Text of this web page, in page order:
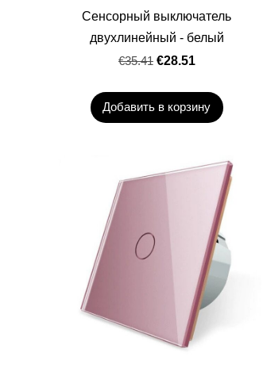
Сенсорный выключатель
двухлинейный - белый
€35.41 €28.51
Добавить в корзину